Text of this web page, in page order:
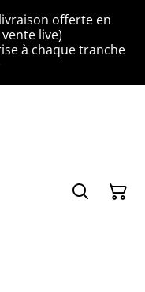
livraison offerte en
live)
à chaque tranche